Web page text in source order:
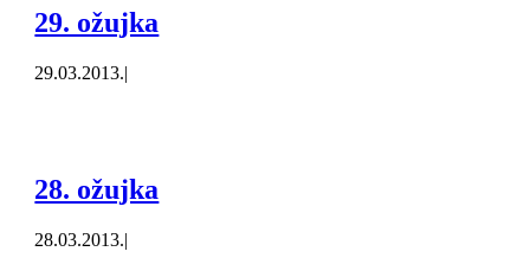
29. ožujka
29.03.2013.|
28. ožujka
28.03.2013.|